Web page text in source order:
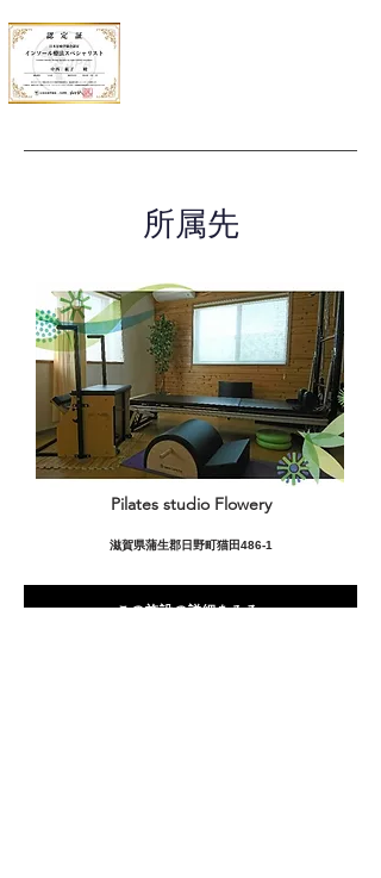
所属先
Pilates studio Flowery
滋賀県蒲生郡日野町猫田486-1
この施設の詳細をみる